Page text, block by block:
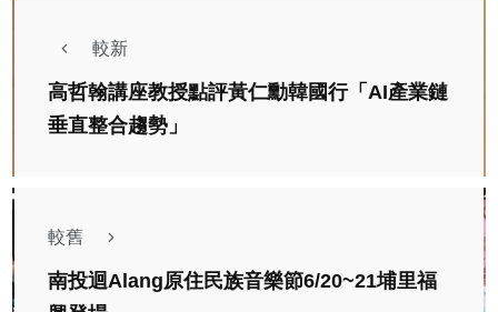
較新
高哲翰講座教授點評黃仁勳韓國行「AI產業鏈
垂直整合趨勢」
較舊
南投迴Alang原住民族音樂節6/20~21埔里福
社會